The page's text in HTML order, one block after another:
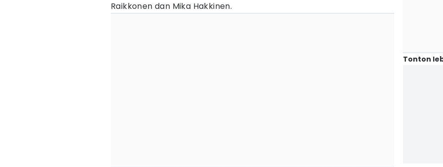
Raikkonen dan Mika Hakkinen.
Tonton